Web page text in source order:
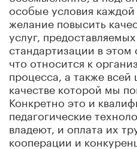
особые условия
желание повысить
услуг,
стандартизации в этом
что относится к
процесса, а также
качестве которой мы
Конкретно это и
педагогические
владеют, и оплата их
кооперации и